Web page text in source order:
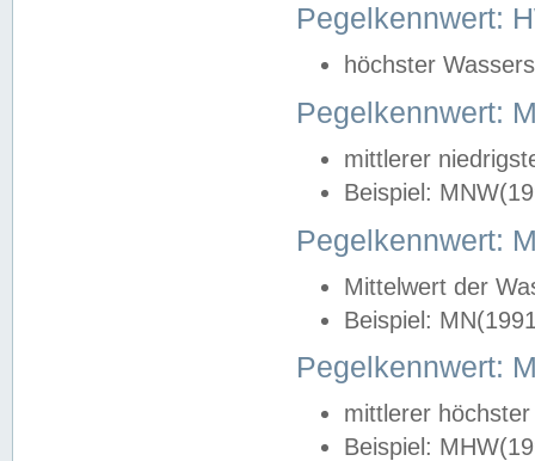
Pegelkennwert:
höchster
Pegelkennwert:
mittlerer
Beispiel:
Pegelkennwert:
Mittelwert der
Beispiel:
Pegelkennwert:
mittlerer
Beispiel: